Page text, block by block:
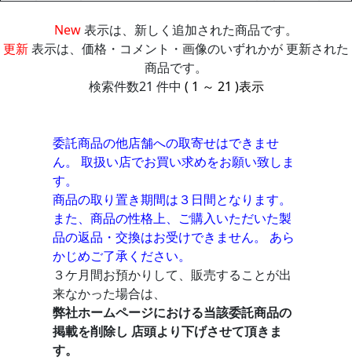
New表示は、新しく追加された商品です。
更新表示は、価格・コメント・画像のいずれかが 更新された
商品です。
検索件数21 件中 ( 1 ～ 21 )表示
委託商品の他店舗への取寄せはできませ
ん。 取扱い店でお買い求めをお願い致しま
す。
商品の取り置き期間は３日間となります。
また、商品の性格上、ご購入いただいた製
品の返品・交換はお受けできません。 あら
かじめご了承ください。
３ケ月間お預かりして、販売することが出
来なかった場合は、
弊社ホームページにおける当該委託商品の
掲載を削除し 店頭より下げさせて頂きま
す。